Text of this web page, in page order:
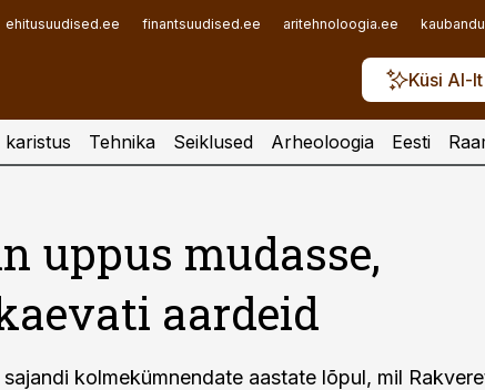
ehitusuudised.ee finantsuudised.ee aritehnoloogia.ee
Küsi AI-lt
karistus Tehnika Seiklused Arheoloogia Eesti
uppus mudasse,
aardeid
kolmekümnendate aastate lõpul, mil